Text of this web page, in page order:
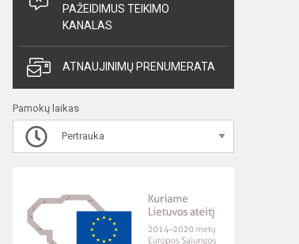
PAŽEIDIMUS TEIKIMO
KANALAS
ATNAUJINIMŲ PRENUMERATA
Pamokų laikas
Pertrauka